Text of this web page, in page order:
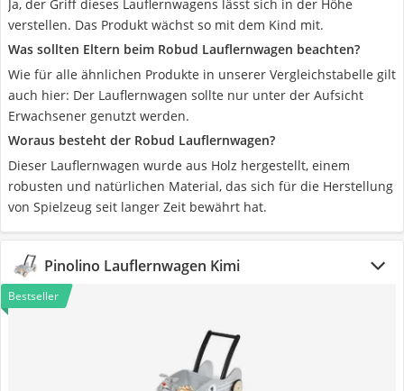
Ja, der Griff dieses Lauflernwagens lässt sich in der Höhe
verstellen. Das Produkt wächst so mit dem Kind mit.
Was sollten Eltern beim Robud Lauflernwagen beachten?
Wie für alle ähnlichen Produkte in unserer Vergleichstabelle gilt
auch hier: Der Lauflernwagen sollte nur unter der Aufsicht
Erwachsener genutzt werden.
Woraus besteht der Robud Lauflernwagen?
Dieser Lauflernwagen wurde aus Holz hergestellt, einem
robusten und natürlichen Material, das sich für die Herstellung
von Spielzeug seit langer Zeit bewährt hat.
Pinolino Lauflernwagen Kimi
Bestseller